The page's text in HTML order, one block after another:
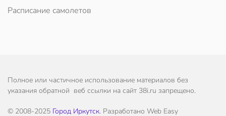
Расписание самолетов
Полное или частичное использование материалов без
указания обратной веб ссылки на сайт 38i.ru запрещено.
© 2008-2025 Город Иркутск. Разработано Web Easy